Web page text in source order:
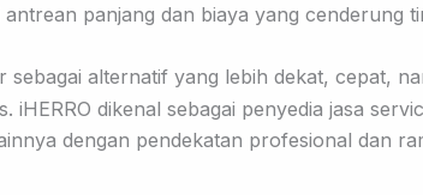
panjang dan biaya yang cenderung
sebagai alternatif yang lebih dekat, cepat,
iHERRO dikenal sebagai penyedia jasa
dengan pendekatan profesional dan